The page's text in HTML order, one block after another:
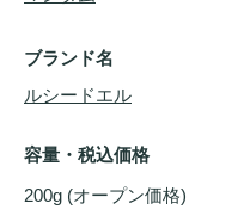
ブランド名
ルシードエル
容量・税込価格
200g (オープン価格)